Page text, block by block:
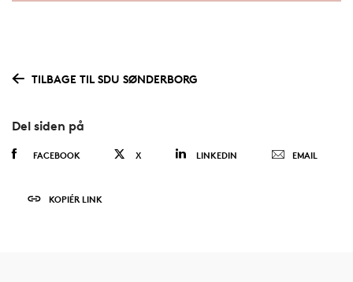
TILBAGE TIL SDU SØNDERBORG
Del siden på
FACEBOOK X LINKEDIN EMAIL
KOPIÉR LINK